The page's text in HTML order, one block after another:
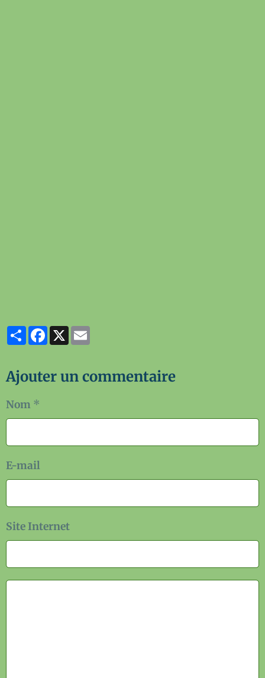
PartagerFacebook
X
Ajouter un commentaire
Nom
E-mail
Site Internet